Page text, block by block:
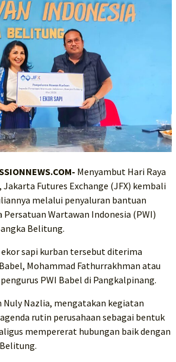
Menyambut Hari Raya
Jakarta Futures Exchange (JFX) kembali
melalui penyaluran bantuan
Persatuan Wartawan Indonesia (PWI)
Belitung.
sapi kurban tersebut diterima
Mohammad Fathurrakhman atau
PWI Babel di Pangkalpinang.
Nuly Nazlia, mengatakan kegiatan
rutin perusahaan sebagai bentuk
mempererat hubungan baik dengan